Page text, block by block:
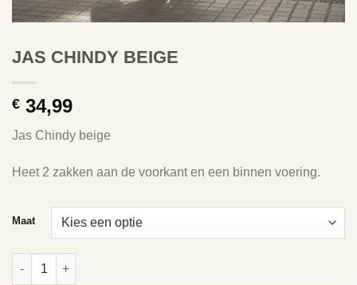
JAS CHINDY BEIGE
€ 34,99
Jas Chindy beige
Heet 2 zakken aan de voorkant en een binnen voering.
Maat
JAS CHINDY BEIGE aantal